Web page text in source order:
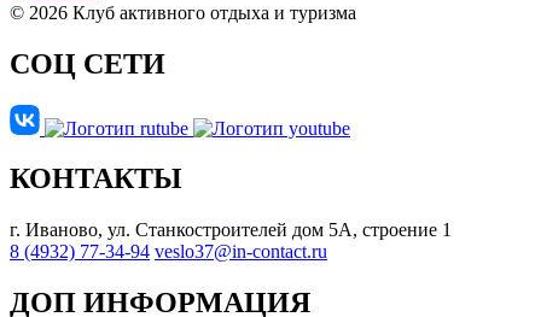
© 2026 Клуб активного отдыха и туризма
СОЦ СЕТИ
КОНТАКТЫ
г. Иваново, ул. Станкостроителей дом 5А, строение 1
8 (4932) 77-34-94 veslo37@in-contact.ru
ДОП ИНФОРМАЦИЯ